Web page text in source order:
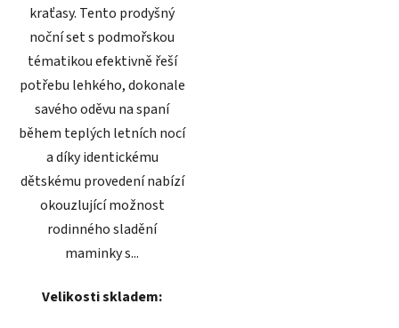
kraťasy. Tento prodyšný
noční set s podmořskou
tématikou efektivně řeší
potřebu lehkého, dokonale
savého oděvu na spaní
během teplých letních nocí
a díky identickému
dětskému provedení nabízí
okouzlující možnost
rodinného sladění
maminky s...
Velikosti skladem: